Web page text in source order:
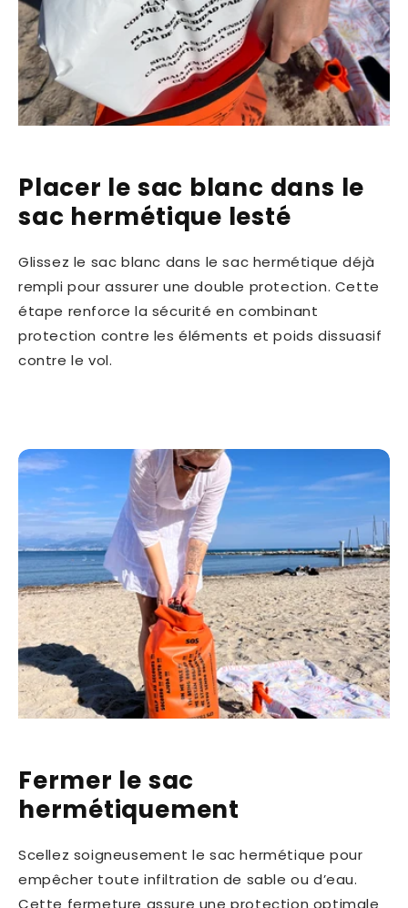
Placer le sac blanc dans le
sac hermétique lesté
Glissez le sac blanc dans le sac hermétique déjà
rempli pour assurer une double protection. Cette
étape renforce la sécurité en combinant
protection contre les éléments et poids dissuasif
contre le vol.
Fermer le sac
hermétiquement
Scellez soigneusement le sac hermétique pour
empêcher toute infiltration de sable ou d’eau.
Cette fermeture assure une protection optimale